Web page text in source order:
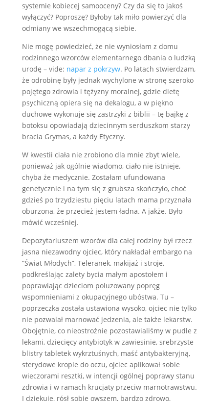
systemie kobiecej samooceny? Czy da się to jakoś
wyłączyć? Poproszę? Byłoby tak miło powierzyć dla
odmiany we wszechmogącą siebie.
Nie mogę powiedzieć, że nie wyniosłam z domu
rodzinnego wzorców elementarnego dbania o ludzką
urodę – vide: napar z pokrzyw. Po latach stwierdzam,
że odrobinę były jednak wychylone w stronę szeroko
pojętego zdrowia i tężyzny moralnej, gdzie dietę
psychiczną opiera się na dekalogu, a w piękno
duchowe wykonuje się zastrzyki z biblii – tę bajkę z
botoksu opowiadają dziecinnym serduszkom starzy
bracia Grymas, a każdy Etyczny.
W kwestii ciała nie zrobiono dla mnie zbyt wiele,
ponieważ jak ogólnie wiadomo, ciało nie istnieje,
chyba że medycznie. Zostałam ufundowana
genetycznie i na tym się z grubsza skończyło, choć
gdzieś po trzydziestu pięciu latach mama przyznała
oburzona, że przecież jestem ładna. A jakże. Było
mówić wcześniej.
Depozytariuszem wzorów dla całej rodziny był rzecz
jasna niezawodny ojciec, który nakładał embargo na
“Świat Młodych”, Teleranek, makijaż i stroje,
podkreślając zalety bycia małym apostołem i
poprawiając dzieciom poluzowany popręg
wspomnieniami z okupacyjnego ubóstwa. Tu –
poprzeczka została ustawiona wysoko, ojciec nie tylko
nie pozwalał marnować jedzenia, ale także lekarstw.
Obojętnie, co nieostrożnie pozostawialiśmy w pudle z
lekami, dziecięcy antybiotyk w zawiesinie, srebrzyste
blistry tabletek wykrztuśnych, maść antybakteryjną,
sterydowe krople do oczu, ojciec aplikował sobie
wieczorami resztki, w intencji ogólnej poprawy stanu
zdrowia i w ramach krucjaty przeciw marnotrawstwu.
I dziękuję, rósł sobie owszem, bardzo zdrowo,